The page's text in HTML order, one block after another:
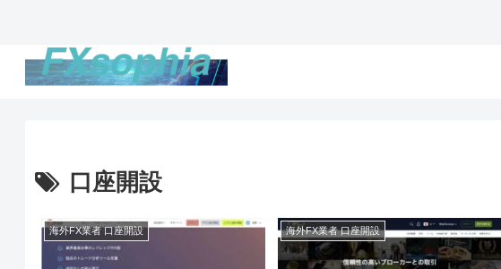
口座開設
海外FX業者 口座開設 海外FX業者 口座開設